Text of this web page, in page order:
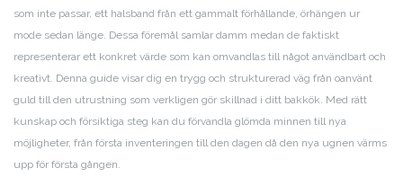
som inte passar, ett halsband från ett gammalt förhållande, örhängen ur
mode sedan länge. Dessa föremål samlar damm medan de faktiskt
representerar ett konkret värde som kan omvandlas till något användbart och
kreativt. Denna guide visar dig en trygg och strukturerad väg från oanvänt
guld till den utrustning som verkligen gör skillnad i ditt bakkök. Med rätt
kunskap och försiktiga steg kan du förvandla glömda minnen till nya
möjligheter, från första inventeringen till den dagen då den nya ugnen värms
upp för första gången.